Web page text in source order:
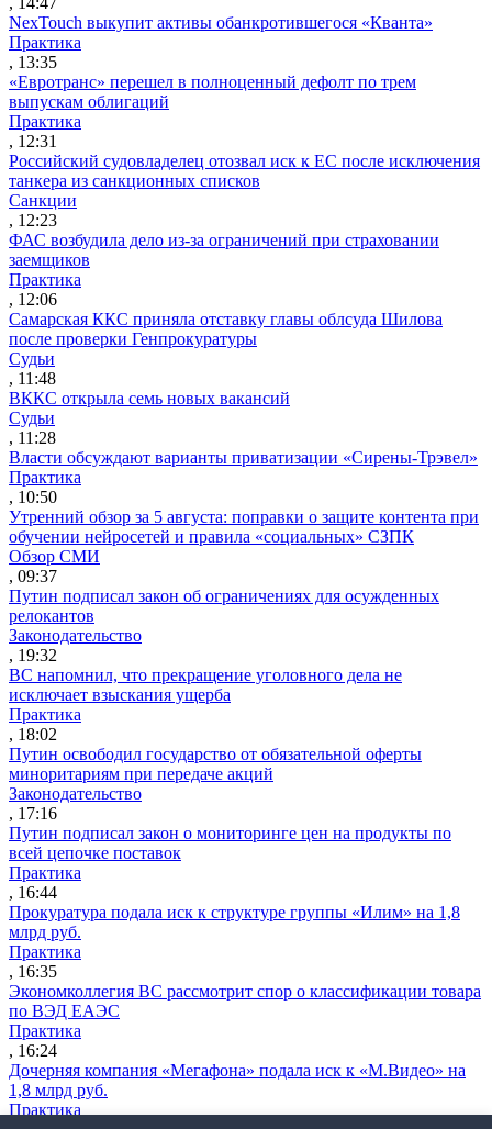
NexTouch выкупит активы обанкротившегося «Кванта»
Практика
, 13:35
«Евротранс» перешел в полноценный дефолт по трем
выпускам облигаций
Практика
, 12:31
Российский судовладелец отозвал иск к ЕС после исключения
танкера из санкционных списков
Санкции
, 12:23
ФАС возбудила дело из-за ограничений при страховании
заемщиков
Практика
, 12:06
Самарская ККС приняла отставку главы облсуда Шилова
после проверки Генпрокуратуры
Судьи
, 11:48
ВККС открыла семь новых вакансий
Судьи
, 11:28
Власти обсуждают варианты приватизации «Сирены-Трэвел»
Практика
, 10:50
Утренний обзор за 5 августа: поправки о защите контента при
обучении нейросетей и правила «социальных» СЗПК
Обзор СМИ
, 09:37
Путин подписал закон об ограничениях для осужденных
релокантов
Законодательство
, 19:32
ВС напомнил, что прекращение уголовного дела не
исключает взыскания ущерба
Практика
, 18:02
Путин освободил государство от обязательной оферты
миноритариям при передаче акций
Законодательство
, 17:16
Путин подписал закон о мониторинге цен на продукты по
всей цепочке поставок
Практика
, 16:44
Прокуратура подала иск к структуре группы «Илим» на 1,8
млрд руб.
Практика
, 16:35
Экономколлегия ВС рассмотрит спор о классификации товара
по ВЭД ЕАЭС
Практика
, 16:24
Дочерняя компания «Мегафона» подала иск к «М.Видео» на
1,8 млрд руб.
Практика